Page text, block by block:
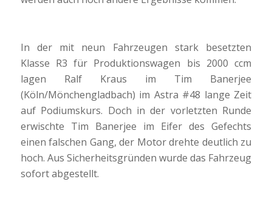
In der mit neun Fahrzeugen stark besetzten
Klasse R3 für Produktionswagen bis 2000 ccm
lagen Ralf Kraus im Tim Banerjee
(Köln/Mönchengladbach) im Astra #48 lange Zeit
auf Podiumskurs. Doch in der vorletzten Runde
erwischte Tim Banerjee im Eifer des Gefechts
einen falschen Gang, der Motor drehte deutlich zu
hoch. Aus Sicherheitsgründen wurde das Fahrzeug
sofort abgestellt.